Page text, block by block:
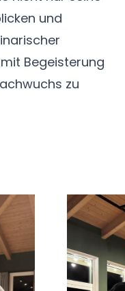
und
Begeisterung
zu